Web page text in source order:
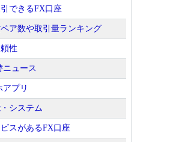
できるFX口座
ア数や取引量ランキング
性
ニュース
アプリ
システム
スがあるFX口座